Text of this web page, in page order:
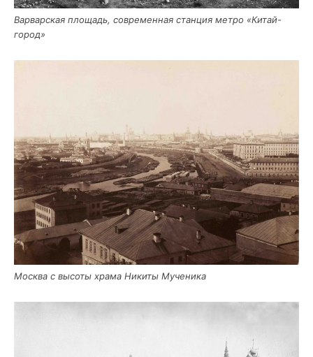
Вар­вар­ская пло­щадь, совре­мен­ная стан­ция мет­ро «Китай-
город»
Москва с высо­ты хра­ма Ники­ты Мученика